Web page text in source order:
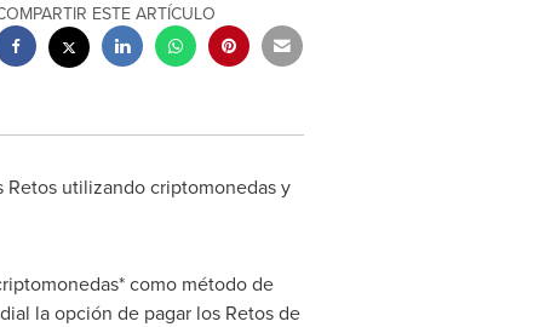
ESTE ARTÍCULO
Retos utilizando criptomonedas y
como método de
la opción de pagar los Retos de